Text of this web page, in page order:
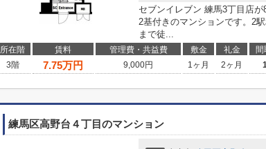
セブンイレブン 練馬3丁目店
2基付きのマンションです。2
まで徒...
所在階 賃料 管理費・共益費 敷金 礼金 間
3階
7.75万円 9,000円 1ヶ月 2ヶ月
練馬区高野台４丁目のマンション